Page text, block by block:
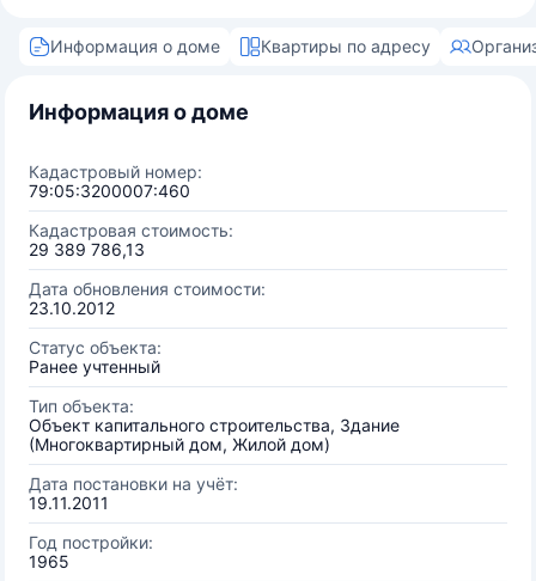
Информация о доме Квартиры по адресу
Информация о доме
Кадастровый номер:
79:05:3200007:460
Кадастровая стоимость:
29 389 786,13
Дата обновления стоимости:
23.10.2012
Статус объекта:
Ранее учтенный
Тип объекта:
Объект капитального строительства, Здание
(Многоквартирный дом, Жилой дом)
Дата постановки на учёт:
19.11.2011
Год постройки:
1965